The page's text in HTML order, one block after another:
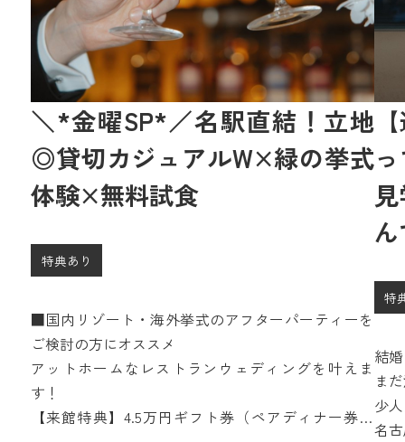
＼*金曜SP*／名駅直結！立地
◎貸切カジュアルW×緑の挙式
体験×無料試食
特典あり
■国内リゾート・海外挙式のアフターパーティーを
ご検討の方にオススメ
アットホームなレストランウェディングを叶えま
す！
【来館特典】4.5万円ギフト券（ペアディナー券含
特
結
ま
少
1.5
名